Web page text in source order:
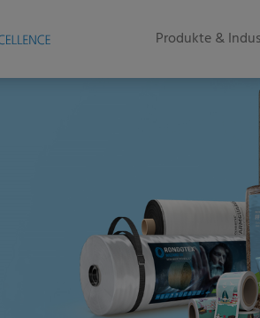
Produkte &